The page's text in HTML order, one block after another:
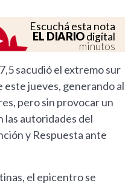
Escuchá esta nota
EL DIARIOdigital
minutos
sacudió el extremo sur
este jueves, generando al
pero sin provocar un
las autoridades del
y Respuesta ante
el epicentro se